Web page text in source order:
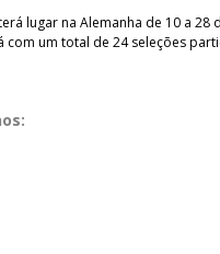
lugar na Alemanha de 10 a 28
com um total de 24 seleções